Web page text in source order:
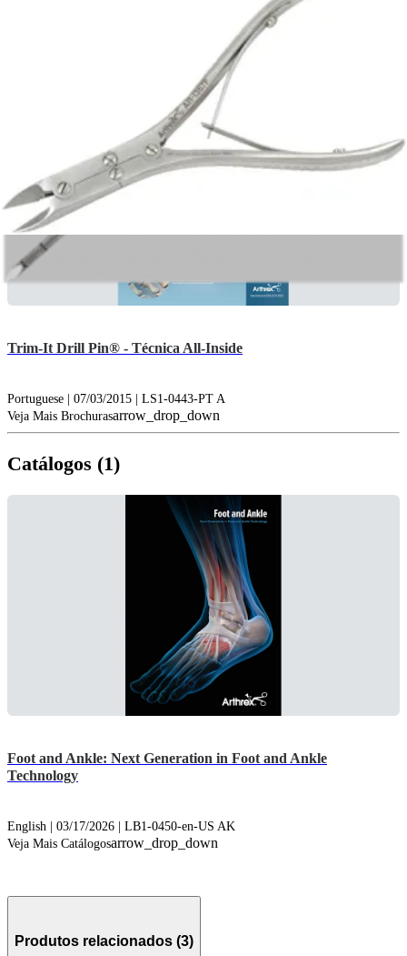
English | 04/04/2019 | LB1-0440-EN I
Trim-It Drill Pin® - Técnica All-Inside
Portuguese | 07/03/2015 | LS1-0443-PT A
Veja Mais Brochurasarrow_drop_down
Catálogos (1)
Foot and Ankle: Next Generation in Foot and Ankle
Technology
English | 03/17/2026 | LB1-0450-en-US AK
Veja Mais Catálogosarrow_drop_down
Produtos relacionados (3)